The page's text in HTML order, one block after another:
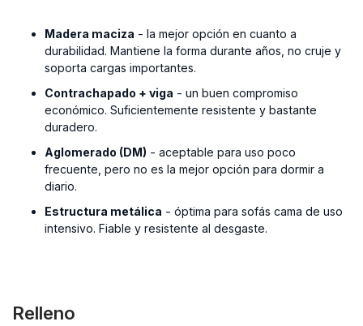
Madera maciza - la mejor opción en cuanto a
durabilidad. Mantiene la forma durante años, no cruje y
soporta cargas importantes.
Contrachapado + viga - un buen compromiso
económico. Suficientemente resistente y bastante
duradero.
Aglomerado (DM) - aceptable para uso poco
frecuente, pero no es la mejor opción para dormir a
diario.
Estructura metálica - óptima para sofás cama de uso
intensivo. Fiable y resistente al desgaste.
Relleno